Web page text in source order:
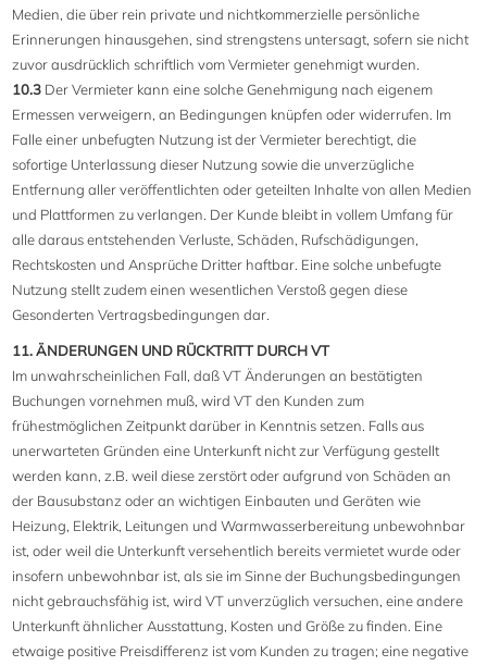
Medien, die über rein private und nichtkommerzielle persönliche
Erinnerungen hinausgehen, sind strengstens untersagt, sofern sie nicht
zuvor ausdrücklich schriftlich vom Vermieter genehmigt wurden.
10.3 Der Vermieter kann eine solche Genehmigung nach eigenem
Ermessen verweigern, an Bedingungen knüpfen oder widerrufen. Im
Falle einer unbefugten Nutzung ist der Vermieter berechtigt, die
sofortige Unterlassung dieser Nutzung sowie die unverzügliche
Entfernung aller veröffentlichten oder geteilten Inhalte von allen Medien
und Plattformen zu verlangen. Der Kunde bleibt in vollem Umfang für
alle daraus entstehenden Verluste, Schäden, Rufschädigungen,
Rechtskosten und Ansprüche Dritter haftbar. Eine solche unbefugte
Nutzung stellt zudem einen wesentlichen Verstoß gegen diese
Gesonderten Vertragsbedingungen dar.
11. ÄNDERUNGEN UND RÜCKTRITT DURCH VT
Im unwahrscheinlichen Fall, daß VT Änderungen an bestätigten
Buchungen vornehmen muß, wird VT den Kunden zum
frühestmöglichen Zeitpunkt darüber in Kenntnis setzen. Falls aus
unerwarteten Gründen eine Unterkunft nicht zur Verfügung gestellt
werden kann, z.B. weil diese zerstört oder aufgrund von Schäden an
der Bausubstanz oder an wichtigen Einbauten und Geräten wie
Heizung, Elektrik, Leitungen und Warmwasserbereitung unbewohnbar
ist, oder weil die Unterkunft versehentlich bereits vermietet wurde oder
insofern unbewohnbar ist, als sie im Sinne der Buchungsbedingungen
nicht gebrauchsfähig ist, wird VT unverzüglich versuchen, eine andere
Unterkunft ähnlicher Ausstattung, Kosten und Größe zu finden. Eine
etwaige positive Preisdifferenz ist vom Kunden zu tragen; eine negative